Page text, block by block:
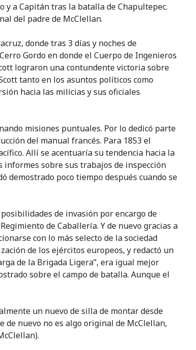
y a Capitán tras la batalla de Chapultepec.
del padre de McClellan.
donde tras 3 días y noches de
Gordo en donde el Cuerpo de Ingenieros
lograron una contundente victoria sobre
tanto en los asuntos políticos como
hacia las milicias y sus oficiales
misiones puntuales. Por lo dedicó parte
del manual francés. Para 1853 el
Allí se acentuaría su tendencia hacia la
informes sobre sus trabajos de inspección
demostrado poco tiempo después cuando se
de invasión por encargo de
de Caballería. Y de nuevo gracias a
con lo más selecto de la sociedad
de los ejércitos europeos, y redactó un
de la Brigada Ligera”, era igual mejor
sobre el campo de batalla. Aunque el
un nuevo de silla de montar desde
de nuevo no es algo original de McClellan,